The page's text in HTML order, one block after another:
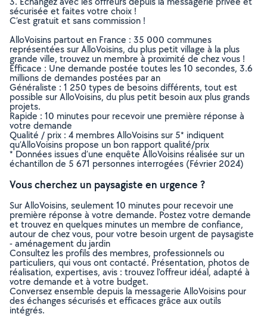
sécurisée et faites votre choix !
C’est gratuit et sans commission !
AlloVoisins partout en France : 35 000 communes
représentées sur AlloVoisins, du plus petit village à la plus
grande ville, trouvez un membre à proximité de chez vous !
Efficace : Une demande postée toutes les 10 secondes, 3.6
millions de demandes postées par an
Généraliste : 1 250 types de besoins différents, tout est
possible sur AlloVoisins, du plus petit besoin aux plus grands
projets.
Rapide : 10 minutes pour recevoir une première réponse à
votre demande
Qualité / prix : 4 membres AlloVoisins sur 5* indiquent
qu’AlloVoisins propose un bon rapport qualité/prix
* Données issues d’une enquête AlloVoisins réalisée sur un
échantillon de 5 671 personnes interrogées (Février 2024)
Vous cherchez un paysagiste en urgence ?
Sur AlloVoisins, seulement 10 minutes pour recevoir une
première réponse à votre demande. Postez votre demande
et trouvez en quelques minutes un membre de confiance,
autour de chez vous, pour votre besoin urgent de paysagiste
- aménagement du jardin
Consultez les profils des membres, professionnels ou
particuliers, qui vous ont contacté. Présentation, photos de
réalisation, expertises, avis : trouvez l'offreur idéal, adapté à
votre demande et à votre budget.
Conversez ensemble depuis la messagerie AlloVoisins pour
des échanges sécurisés et efficaces grâce aux outils
intégrés.